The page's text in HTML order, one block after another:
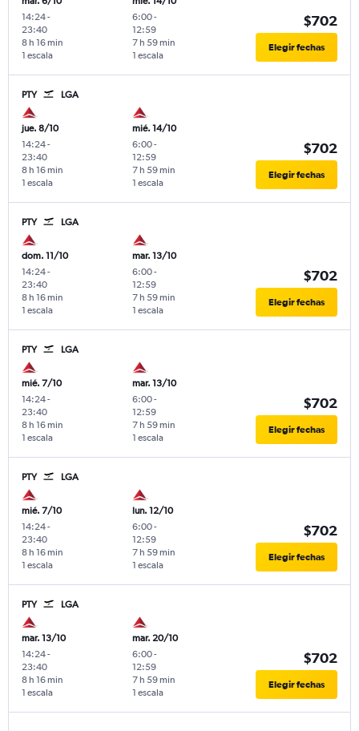
14:24-
23:40
1 escala
8 h 16 min
6:00-
12:59
1 escala
7 h 59 min
$702
Elegir fechas
PTY LGA
jue. 8/10
14:24-
23:40
1 escala
8 h 16 min
mié. 14/10
6:00-
12:59
1 escala
7 h 59 min
$702
Elegir fechas
PTY LGA
dom. 11/10
14:24-
23:40
1 escala
8 h 16 min
mar. 13/10
6:00-
12:59
1 escala
7 h 59 min
$702
Elegir fechas
PTY LGA
mié. 7/10
14:24-
23:40
1 escala
8 h 16 min
mar. 13/10
6:00-
12:59
1 escala
7 h 59 min
$702
Elegir fechas
PTY LGA
mié. 7/10
14:24-
23:40
1 escala
8 h 16 min
lun. 12/10
6:00-
12:59
1 escala
7 h 59 min
$702
Elegir fechas
PTY LGA
mar. 13/10
14:24-
23:40
1 escala
8 h 16 min
mar. 20/10
6:00-
12:59
1 escala
7 h 59 min
$702
Elegir fechas